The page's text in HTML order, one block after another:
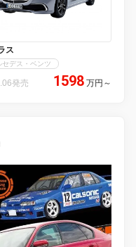
ス
セデス・ベンツ
発売 1598 万円 ～